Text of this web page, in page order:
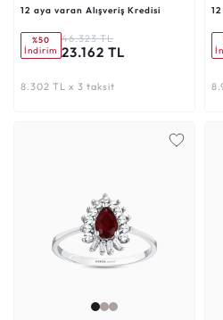
12 aya varan Alışveriş Kredisi
%50
İndirim
46.323 TL
23.162 TL
8.302 TL x 3 taksit